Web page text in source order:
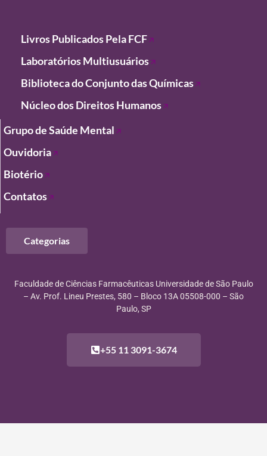
Livros Publicados Pela FCF
LaboratóriosMultiusuários
Biblioteca do Conjunto das Químicas
Núcleo dos Direitos Humanos
Grupo de Saúde Mental
Ouvidoria
Biotério
Contatos
Categorias
Faculdade de Ciências Farmacêuticas Universidade de São Paulo
– Av. Prof. Lineu Prestes, 580 – Bloco 13A 05508-000 – São
Paulo, SP
+55 11 3091-3674